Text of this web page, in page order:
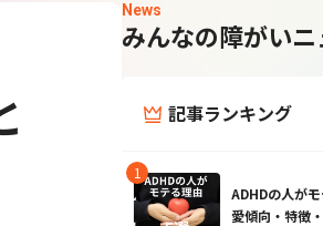
News
みんなの障がいニ
記事ランキング
ADHDの人が
愛傾向・特徴